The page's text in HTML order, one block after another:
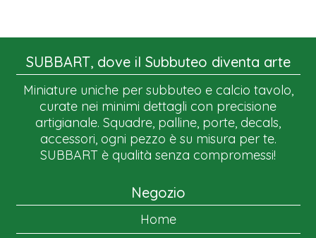
SUBBART, dove il Subbuteo diventa arte
Miniature uniche per subbuteo e calcio tavolo,
curate nei minimi dettagli con precisione
artigianale. Squadre, palline, porte, decals,
accessori, ogni pezzo è su misura per te.
SUBBART è qualità senza compromessi!
Negozio
Home